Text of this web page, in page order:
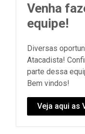
Venha
equipe!
Diversas
Atacadista!
parte dessa
Bem vindos!
Veja aqui as